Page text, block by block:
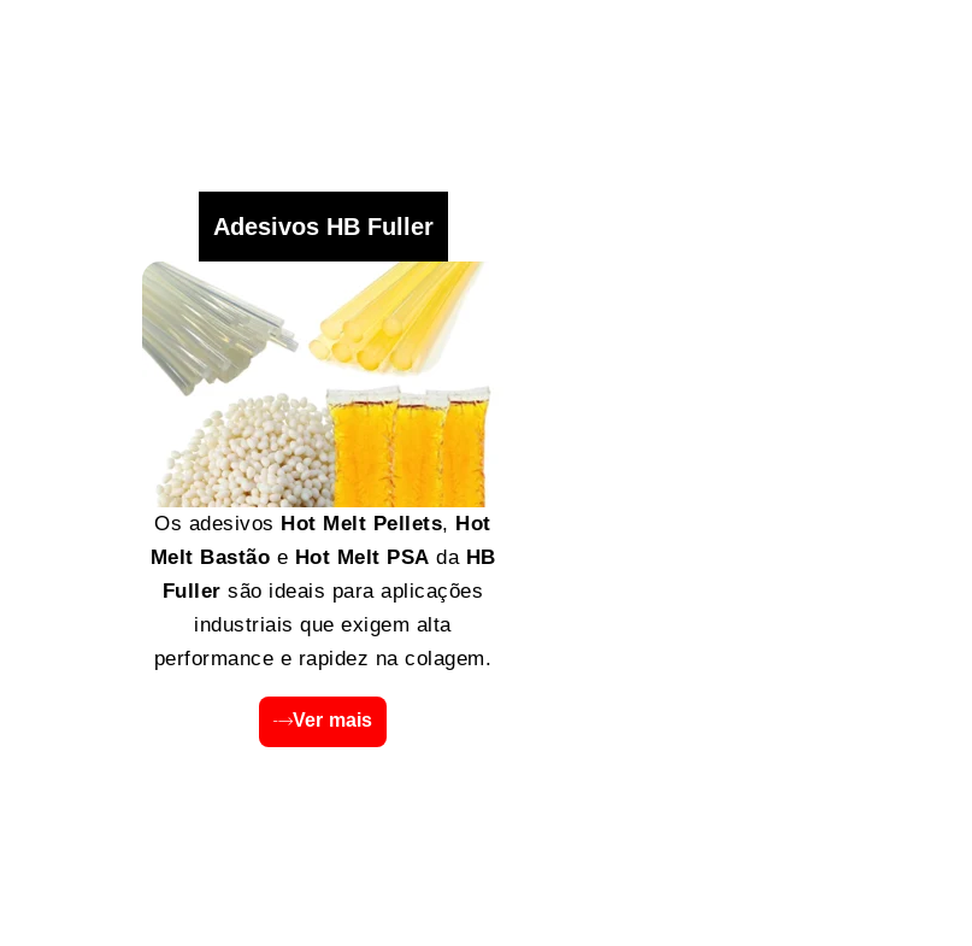
Adesivos HB Fuller
Os adesivos Hot Melt Pellets, Hot
Melt Bastão e Hot Melt PSA da HB
Fuller são ideais para aplicações
industriais que exigem alta
performance e rapidez na colagem.
Ver mais